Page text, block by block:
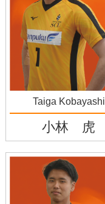
Taiga Kobayashi
小林 虎